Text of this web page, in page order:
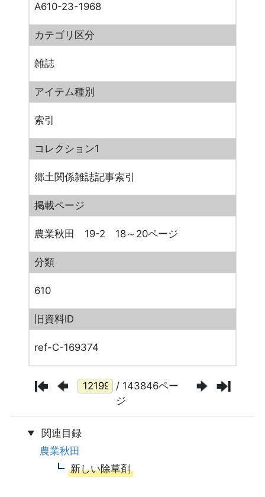
A610-23-1968
カテゴリ区分
雑誌
アイテム種別
索引
コレクション1
郷土関係雑誌記事索引
掲載ページ
農業秋田 19-2 18～20ページ
分類
610
旧資料ID
ref-C-169374
/ 143846ペー
ジ
関連目録
農業秋田
新しい除草剤